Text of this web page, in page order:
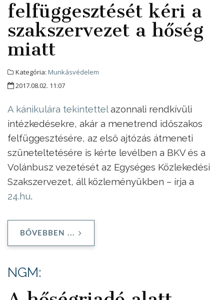
felfüggesztését kéri a
szakszervezet a hőség
miatt
Kategória: Munkásvédelem
2017.08.02. 11:07
A kánikulára tekintettelazonnali rendkívüli
intézkedésekre, akár a menetrend időszakos
felfüggesztésére, az első ajtózás átmeneti
szüneteltetésére is kérte levélben a BKV és a
Volánbusz vezetését az Egységes Közlekedési
Szakszervezet, áll közleményükben – írja a
24.hu.
BŐVEBBEN ...
NGM: